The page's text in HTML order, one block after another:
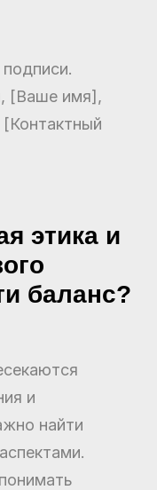
[Ваше имя],
этика и
баланс?
и
найти